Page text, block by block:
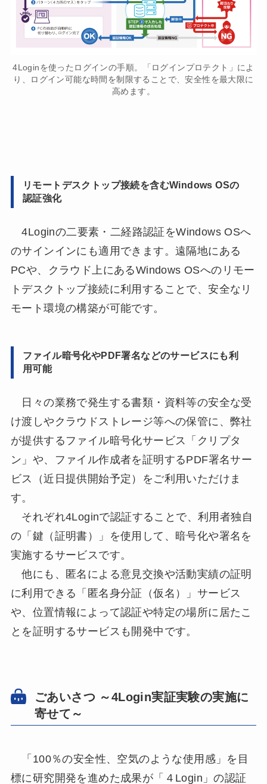
4Loginを使ったログインの手順。「ログインプロテクト」によ
り、ログイン可能な時間を制限することで、安全性を最大限に
高めます。
リモートデスクトップ接続を含むWindows OSの
認証強化
4Loginの二要素・二経路認証をWindows OSへ
のサインインにも適用できます。遠隔地にある
PCや、クラウド上にあるWindows OSへのリモー
トデスクトップ接続に利用することで、安全なリ
モート環境の構築が可能です。
ファイル暗号化やPDF署名などのサービスにも利
用可能
日々の業務で発生する書類・資料等の安全な受
け渡しやクラウドストレージ等への保管に、弊社
が提供するファイル暗号化サービス「クリプタ
ン」や、ファイル作成者を証明するPDF署名サー
ビス（近日提供開始予定）をご利用いただけま
す。
それぞれ4Loginで認証することで、利用者独自
の「鍵（証明書）」を使用して、暗号化や署名を
実施するサービスです。
他にも、匿名による意見交換や活動実績の証明
に利用できる「匿名身分証（仮名）」サービス
や、位置情報によって認証や特定の場所に居たこ
とを証明するサービスも開発中です。
ごあいさつ ～4Login実証実験の実施に
寄せて～
「100％の安全性、空気のような使用感」を目
標に研究開発を進めた成果が「４Login」の認証